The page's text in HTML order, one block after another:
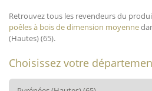
Retrouvez tous les revendeurs du
poêles à bois de dimension moyenne
(Hautes) (65).
Choisissez votre